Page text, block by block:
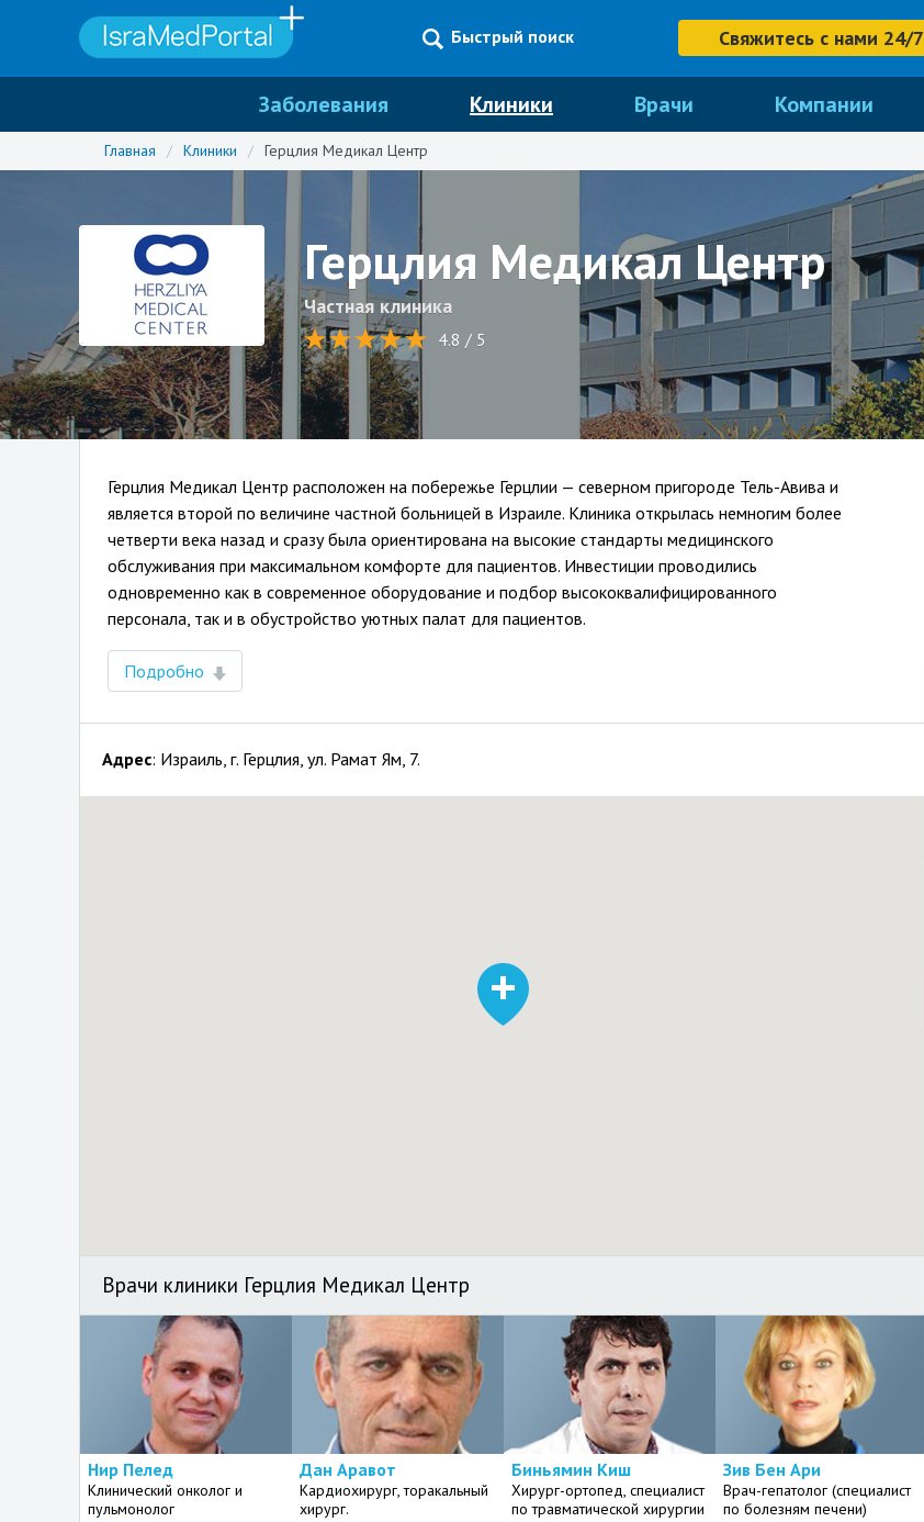
Быстрый поиск Свяжитесь с нами 24/7
Заболевания Клиники Врачи Компании
Главная / Клиники / Герцлия Медикал Центр
Герцлия Медикал Центр
Частная клиника
4.8 / 5
Герцлия Медикал Центр расположен на побережье Герцлии — северном пригороде Тель-Авива и
является второй по величине частной больницей в Израиле. Клиника открылась немногим более
четверти века назад и сразу была ориентирована на высокие стандарты медицинского
обслуживания при максимальном комфорте для пациентов. Инвестиции проводились
одновременно как в современное оборудование и подбор высококвалифицированного
персонала, так и в обустройство уютных палат для пациентов.
Подробно
Адрес: Израиль, г. Герцлия, ул. Рамат Ям, 7.
Врачи клиники Герцлия Медикал Центр
Нир Пелед
Клинический онколог и
пульмонолог
Дан Аравот
Кардиохирург, торакальный
хирург.
Биньямин Киш
Хирург-ортопед, специалист
по травматической хирургии
Зив Бен Ари
Врач-гепатолог (специалист
по болезням печени)